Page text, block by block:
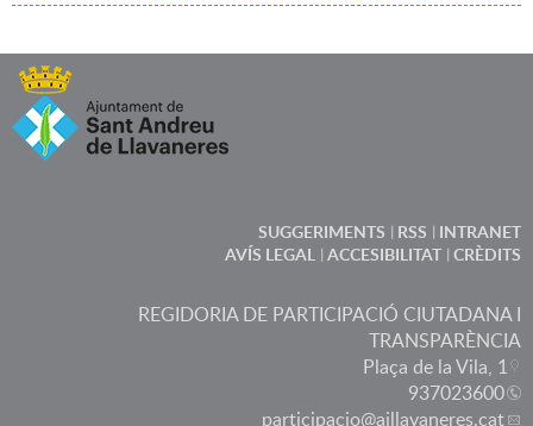
SUGGERIMENTS RSS
INTRANET
AVÍS LEGAL
ACCESIBILITAT CRÈDITS
REGIDORIA DE PARTICIPACIÓ CIUTADANA I
TRANSPARÈNCIA
Plaça de la Vila, 1
937023600
participacio@ajllavaneres.cat